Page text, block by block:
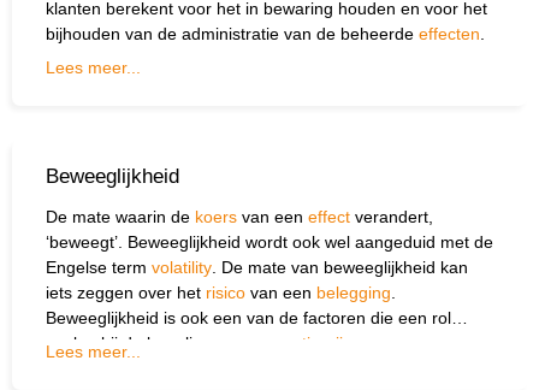
klanten berekent voor het in bewaring houden en voor het
bijhouden van de administratie van de beheerde effecten
Lees meer...
Beweeglijkheid
De mate waarin de koers van een effect verandert,
‘beweegt’. Beweeglijkheid wordt ook wel aangeduid met de
Engelse term volatility . De mate van beweeg­lijkheid kan
iets zeggen over het risico van een belegging
Beweeglijkheid is ook een van de factoren die een rol
spelen bij de bepaling van een
optieprijs
Lees meer...